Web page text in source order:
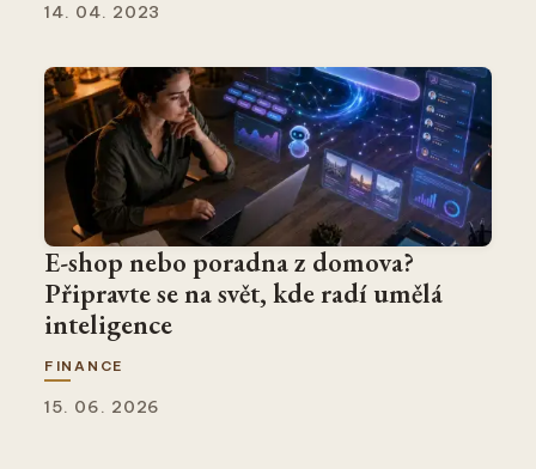
14. 04. 2023
E-shop nebo poradna z domova?
Připravte se na svět, kde radí umělá
inteligence
FINANCE
15. 06. 2026